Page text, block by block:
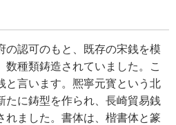
の認可のもと、既存の宋銭を模
種類鋳造されていました。こ
と言います。熈寧元寳という北
たに鋳型を作られ、長崎貿易銭
れました。書体は、楷書体と篆